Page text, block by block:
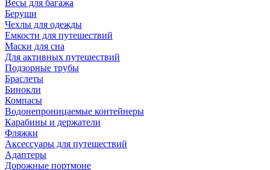
Весы для багажа
Беруши
Чехлы для одежды
Емкости для путешествий
Маски для сна
Для активных путешествий
Подзорные трубы
Браслеты
Бинокли
Компасы
Водонепроницаемые контейнеры
Карабины и держатели
Фляжки
Аксессуары для путешествий
Адаптеры
Дорожные портмоне